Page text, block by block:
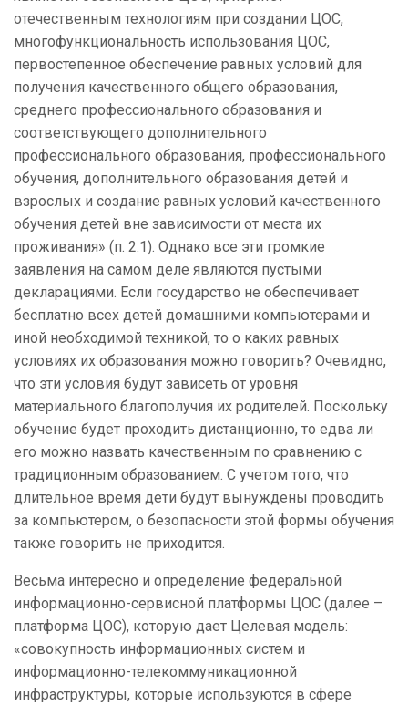
отечественным технологиям при создании ЦОС,
многофункциональность использования ЦОС,
первостепенное обеспечение равных условий для
получения качественного общего образования,
среднего профессионального образования и
соответствующего дополнительного
профессионального образования, профессионального
обучения, дополнительного образования детей и
взрослых и создание равных условий качественного
обучения детей вне зависимости от места их
проживания» (п. 2.1). Однако все эти громкие
заявления на самом деле являются пустыми
декларациями. Если государство не обеспечивает
бесплатно всех детей домашними компьютерами и
иной необходимой техникой, то о каких равных
условиях их образования можно говорить? Очевидно,
что эти условия будут зависеть от уровня
материального благополучия их родителей. Поскольку
обучение будет проходить дистанционно, то едва ли
его можно назвать качественным по сравнению с
традиционным образованием. С учетом того, что
длительное время дети будут вынуждены проводить
за компьютером, о безопасности этой формы обучения
также говорить не приходится.
Весьма интересно и определение федеральной
информационно-сервисной платформы ЦОС (далее –
платформа ЦОС), которую дает Целевая модель:
«совокупность информационных систем и
информационно-телекоммуникационной
инфраструктуры, которые используются в сфере